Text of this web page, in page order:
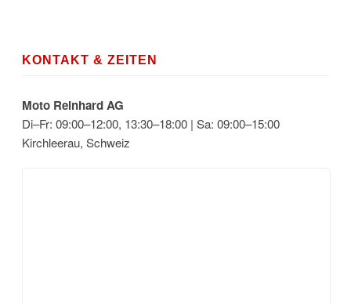
KONTAKT & ZEITEN
Moto Reinhard AG
Di–Fr: 09:00–12:00, 13:30–18:00 | Sa: 09:00–15:00
Kirchleerau, Schweiz